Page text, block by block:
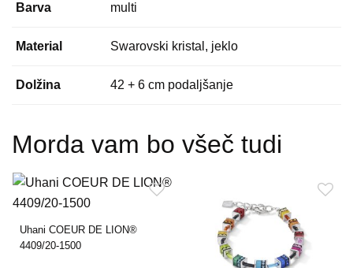
Barva multi
Material Swarovski kristal, jeklo
Dolžina 42 + 6 cm podaljšanje
Morda vam bo všeč tudi
Uhani COEUR DE LION®
4409/20-1500